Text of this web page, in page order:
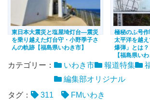
東日本大震災と塩屋埼灯台―震災
を乗り越えた灯台守・小野季子さ
んの軌跡【福島県いわき市】
極秘のふ号
太平洋を越
爆弾」とは
【福島県いわ
カテゴリー： いわき市 報道特集
編集部オリジナル
タグ：
311
FMいわき